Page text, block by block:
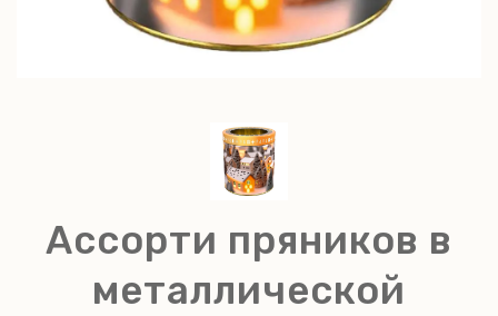
Ассорти пряников в
металлической